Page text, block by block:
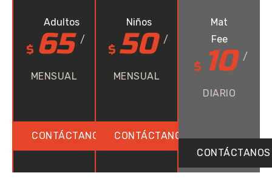
Adultos
$ 65 /
MENSUAL
CONTÁCTANOS
Niños
$ 50 /
MENSUAL
CONTÁCTANOS
Mat
Fee
$ 10 /
DIARIO
CONTÁCTANOS